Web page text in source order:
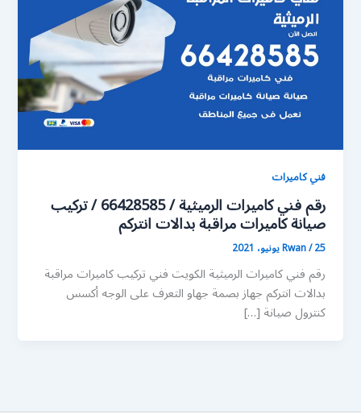
فني كاميرات
رقم فني كاميرات الرميثية / 66428585 / تركيب
صيانة كاميرات مراقبة بدالات انتركم
Rwan/25 يونيو، 2021
رقم فني كاميرات الرميثية الكويت فني تركيب كاميرات مراقبة
بدالات انتركم جهاز بصمة جهاو التعرف على الوجه أكسس
كنترول صيانة […]